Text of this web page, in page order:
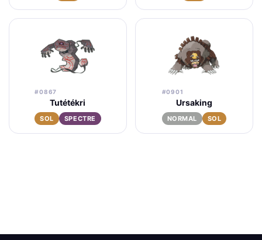
#0867
Tutétékri
SOL SPECTRE
#0901
Ursaking
NORMAL SOL